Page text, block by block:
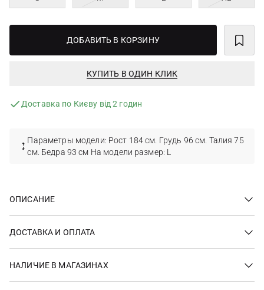
ДОБАВИТЬ В КОРЗИНУ
КУПИТЬ В ОДИН КЛИК
Доставка по Києву від 2 годин
Параметры модели: Рост 184 см. Грудь 96 см. Талия 75
см. Бедра 93 см На модели размер: L
ОПИСАНИЕ
ДОСТАВКА И ОПЛАТА
НАЛИЧИЕ В МАГАЗИНАХ